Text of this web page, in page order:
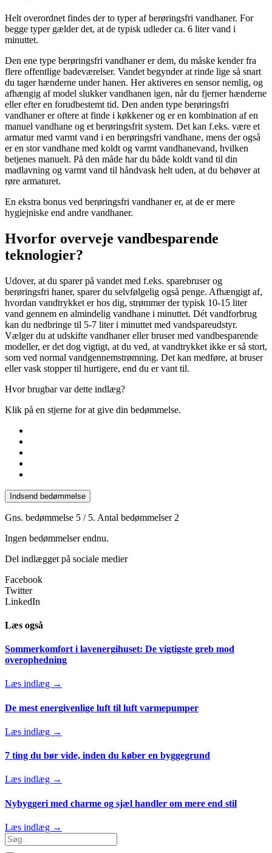
Helt overordnet findes der to typer af berøringsfri vandhaner. For
begge typer gælder det, at de typisk udleder ca. 6 liter vand i
minuttet.
Den ene type berøringsfri vandhaner er dem, du måske kender fra
flere offentlige badeværelser. Vandet begynder at rinde lige så snart
du tager hænderne under hanen. Her aktiveres en sensor nemlig, og
afhængig af model slukker vandhanen igen, når du fjerner hænderne
eller efter en forudbestemt tid. Den anden type berøringsfri
vandhaner er oftere at finde i køkkener og er en kombination af en
manuel vandhane og et berøringsfrit system. Det kan f.eks. være et
armatur med varmt vand i en berøringsfri vandhane, mens der også
er en stor vandhane med koldt og varmt vandhanevand, hvilken
betjenes manuelt. På den måde har du både koldt vand til din
madlavning og varmt vand til håndvask helt uden, at du behøver at
røre armaturet.
En ekstra bonus ved berøringsfri vandhaner er, at de er mere
hygiejniske end andre vandhaner.
Hvorfor overveje vandbesparende
teknologier?
Udover, at du sparer på vandet med f.eks. sparebruser og
berøringsfri haner, sparer du selvfølgelig også penge. Afhængigt af,
hvordan vandtrykket er hos dig, strømmer der typisk 10-15 liter
vand gennem en almindelig vandhane i minuttet. Dét vandforbrug
kan du nedbringe til 5-7 liter i minuttet med vandspareudstyr.
Vælger du at udskifte vandhaner eller bruser med vandbesparende
modeller, er det dog vigtigt, at du ved, at vandtrykket ikke er så stort,
som ved normal vandgennemstrømning. Det kan medføre, at bruser
eller vask stopper til hurtigere, end du er vant til.
Hvor brugbar var dette indlæg?
Klik på en stjerne for at give din bedømmelse.
Indsend bedømmelse
Gns. bedømmelse 5 / 5. Antal bedømmelser 2
Ingen bedømmelser endnu.
Del indlægget på sociale medier
Facebook
Twitter
LinkedIn
Læs også
Sommerkomfort i lavenergihuset: De vigtigste greb mod
overophedning
Læs indlæg →
De mest energivenlige luft til luft varmepumper
Læs indlæg →
7 ting du bør vide, inden du køber en byggegrund
Læs indlæg →
Nybyggeri med charme og sjæl handler om mere end stil
Læs indlæg →
Search
...